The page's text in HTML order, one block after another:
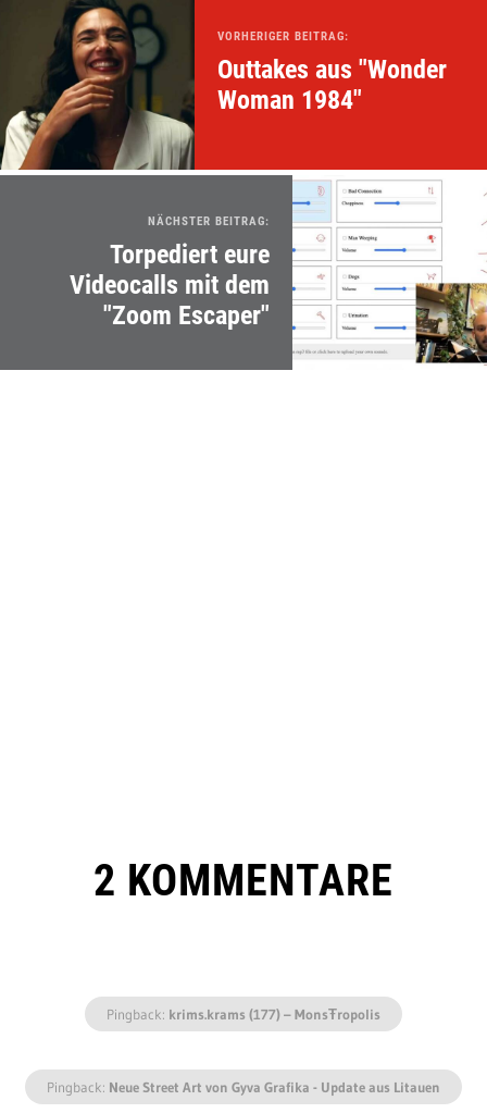
VORHERIGER BEITRAG:
Outtakes aus "Wonder
Woman 1984"
NÄCHSTER BEITRAG:
Torpediert eure
Videocalls mit dem
"Zoom Escaper"
2 KOMMENTARE
Pingback: krims.krams (177) – MonsŦropolis
Pingback: Neue Street Art von Gyva Grafika - Update aus Litauen